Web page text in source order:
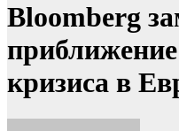
Bloomberg
приближение
кризиса в